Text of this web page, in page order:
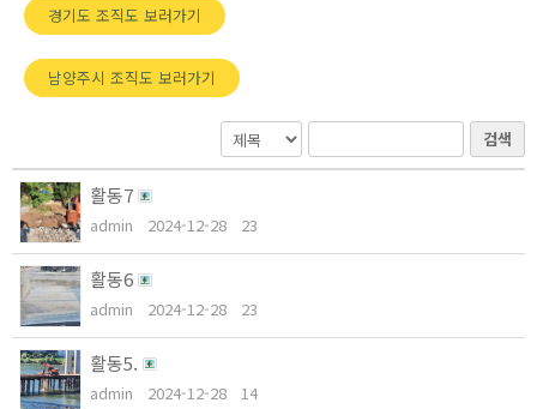
경기도 조직도 보러가기
남양주시 조직도 보러가기
검색
활동7
admin 2024-12-28 23
활동6
admin 2024-12-28 23
활동5.
admin 2024-12-28 14